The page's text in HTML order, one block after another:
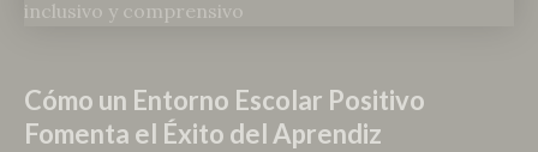
Cómo un Entorno Escolar Positivo
Fomenta el Éxito del Aprendiz